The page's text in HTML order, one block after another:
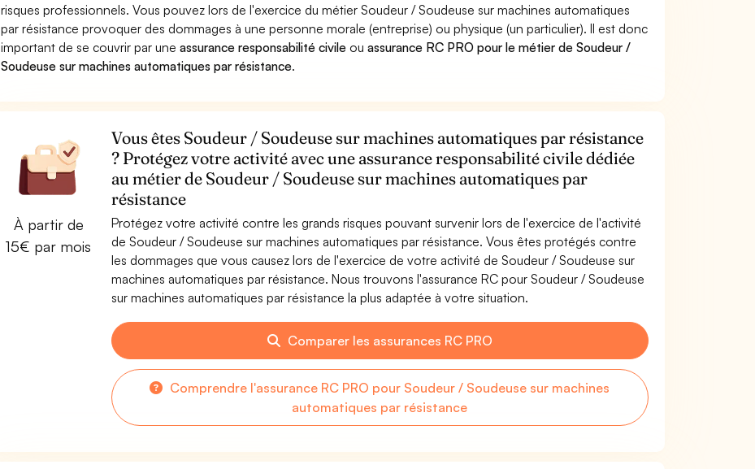
risques professionnels. Vous pouvez lors de l'exercice du métier Soudeur / Soudeuse sur machines automatiques
par résistance provoquer des dommages à une personne morale (entreprise) ou physique (un particulier). Il est donc
important de se couvrir par uneassurance responsabilité civile ouassurance RC PRO pour le métier de Soudeur /
Soudeuse sur machines automatiques par résistance.
À partir de
15€ par mois
Vous êtes Soudeur / Soudeuse sur machines automatiques par résistance
? Protégez votre activité avec une assurance responsabilité civile dédiée
au métier de Soudeur / Soudeuse sur machines automatiques par
résistance
Protégez votre activité contre les grands risques pouvant survenir lors de l'exercice de l'activité
de Soudeur / Soudeuse sur machines automatiques par résistance. Vous êtes protégés contre
les dommages que vous causez lors de l'exercice de votre activité de Soudeur / Soudeuse sur
machines automatiques par résistance. Nous trouvons l'assurance RC pour Soudeur / Soudeuse
sur machines automatiques par résistance la plus adaptée à votre situation.
Comparer les assurances RC PRO
Comprendre l'assurance RC PRO pour Soudeur / Soudeuse sur machines
automatiques par résistance